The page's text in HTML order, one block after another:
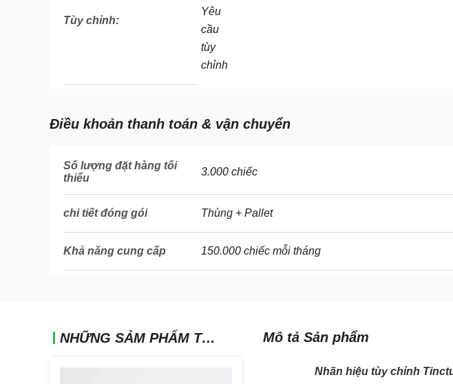
Tùy chỉnh:
Yêu
cầu
tùy
chỉnh
Điều khoản thanh toán & vận chuyển
Số lượng đặt hàng tối
thiểu
3.000 chiếc
chi tiết đóng gói Thùng + Pallet
Khả năng cung cấp 150.000 chiếc mỗi tháng
NHỮNG SẢM PHẨM TƯƠNG TỰ Mô tả Sản phẩm
Nhãn hiệu tùy chỉnh